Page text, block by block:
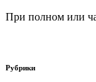
При полном или
Рубрики